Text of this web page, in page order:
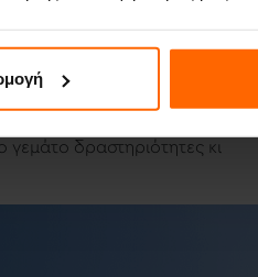
παραπάνω απ’ όσα νομίζεις
δραστηριότητες κι